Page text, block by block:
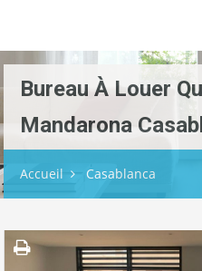
Bureau À Louer
Mandarona
Accueil Casablanca